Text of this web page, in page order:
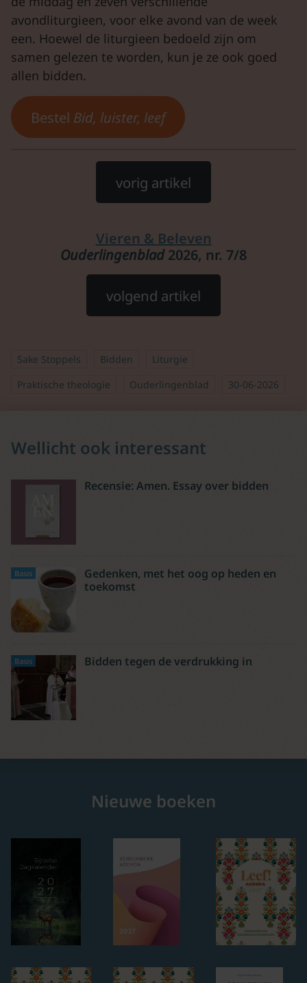
avondliturgieen, voor elke avond van de week
een. Hoewel de liturgieen bedoeld zijn om
samen gelezen te worden, kun je ze ook goed
allen bidden.
Bestel Bid, luister, leef
vorig artikel
Vieren & Beleven
Ouderlingenblad2026, nr. 7/8
volgend artikel
Sake Stoppels Bidden
Liturgie
Praktische theologie
Ouderlingenblad 30-06-2026
Wellicht ook interessant
Recensie: Amen. Essay over bidden
Basis
Gedenken, met het oog op heden en
toekomst
Basis Bidden tegen de verdrukking in
Nieuwe boeken